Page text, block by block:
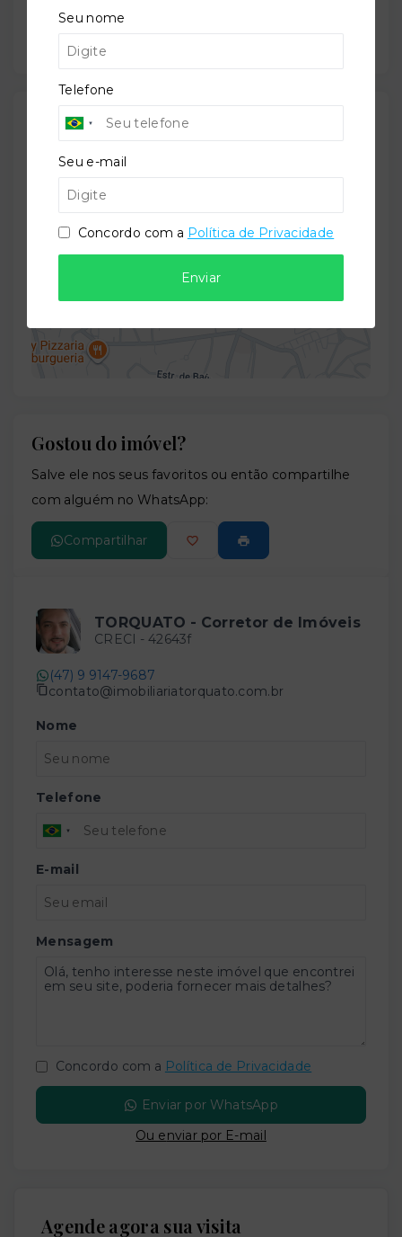
28/02/2029
Localização
Diadema/SP- 09980-550
+
−
Gostou do imóvel?
Salve ele nos seus favoritos ou então compartilhe
com alguém no WhatsApp:
Compartilhar
TORQUATO - Corretor de Imóveis
CRECI - 42643f
(47) 9 9147-9687
contato@imobiliariatorquato.com.br
Nome
Telefone
E-mail
Mensagem
Concordo com a Política de Privacidade
Enviar por WhatsApp
Ou enviar por E-mail
Agende agora sua visita
Seu nome
Telefone
Seu e-mail
Concordo com a Política de Privacidade
Enviar